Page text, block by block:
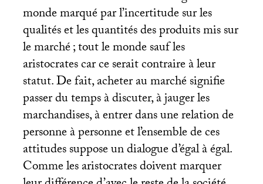
monde marqué par l’incertitude sur les
qualités et les quantités des produits mis sur
le marché; tout le monde sauf les
aristocrates car ce serait contraire à leur
statut. De fait, acheter au marché signifie
passer du temps à discuter, à jauger les
marchandises, à entrer dans une relation de
personne à personne et l’ensemble de ces
attitudes suppose un dialogue d’égal à égal.
Comme les aristocrates doivent marquer